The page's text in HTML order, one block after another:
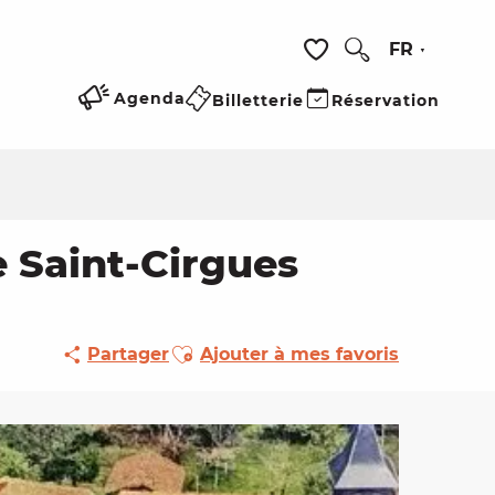
Voir les favoris
FR
Agenda Billetterie Réservation
Saint-Cirgues
PartagerAjouter aux favoris
Ajouter à mes favoris